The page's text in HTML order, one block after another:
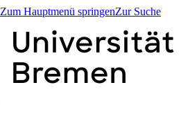
Zum Hauptmenü springenZur Suche